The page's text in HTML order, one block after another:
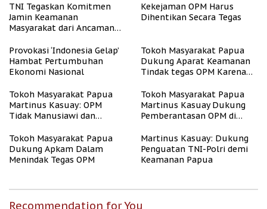
TNI Tegaskan Komitmen
Jamin Keamanan
Masyarakat dari Ancaman
Kekejaman OPM Harus
Dihentikan Secara Tegas
Provokasi ‘Indonesia Gelap’
Hambat Pertumbuhan
Ekonomi Nasional
Tokoh Masyarakat Papua
Dukung Aparat Keamanan
Tindak tegas OPM Karena
Tokoh Masyarakat Papua
Martinus Kasuay: OPM
Tidak Manusiawi dan
Tokoh Masyarakat Papua
Martinus Kasuay Dukung
Pemberantasan OPM di
Tokoh Masyarakat Papua
Dukung Apkam Dalam
Menindak Tegas OPM
Martinus Kasuay: Dukung
Penguatan TNI-Polri demi
Keamanan Papua
Recommendation for You